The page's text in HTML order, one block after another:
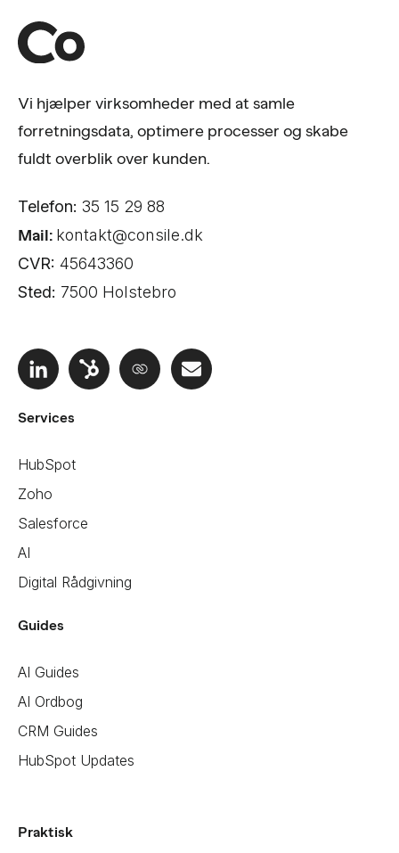
Vi hjælper virksomheder med at samle
forretningsdata, optimere processer og skabe
fuldt overblik over kunden.
Telefon: 35 15 29 88
Mail: kontakt@consile.dk
CVR: 45643360
Sted: 7500 Holstebro
Services
HubSpot
Zoho
Salesforce
AI
Digital Rådgivning
Guides
AI Guides
AI Ordbog
CRM Guides
HubSpot Updates
Praktisk